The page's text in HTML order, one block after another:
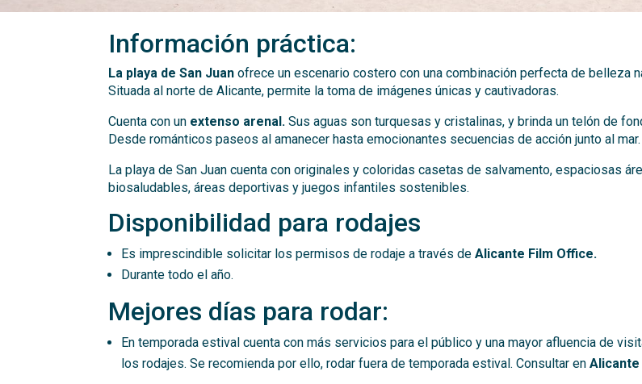
Información práctica:
La playa de San Juan ofrece un escenario costero con una combinación perfecta de belleza
Situada al norte de Alicante, permite la toma de imágenes únicas y cautivadoras.
Cuenta con un extenso arenal. Sus aguas son turquesas y cristalinas, y brinda un telón de
Desde románticos paseos al amanecer hasta emocionantes secuencias de acción junto al mar.
La playa de San Juan cuenta con originales y coloridas casetas de salvamento, espaciosas
biosaludables, áreas deportivas y juegos infantiles sostenibles.
Disponibilidad para rodajes
Es imprescindible solicitar los permisos de rodaje a través deAlicante Film Office.
Durante todo el año.
Mejores días para rodar:
En temporada estival cuenta con más servicios para el público y una mayor afluencia de
los rodajes. Se recomienda por ello, rodar fuera de temporada estival. Consultar en Alicante